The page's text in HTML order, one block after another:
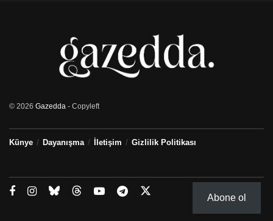
© 2026 Gazedda - Copyleft
Künye Dayanışma İletişim Gizlilik Politikası
Abone ol